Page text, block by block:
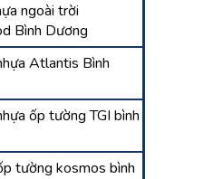
ngoài trời
Bình Dương
Atlantis Bình
ốp tường TGI bình
tường kosmos bình